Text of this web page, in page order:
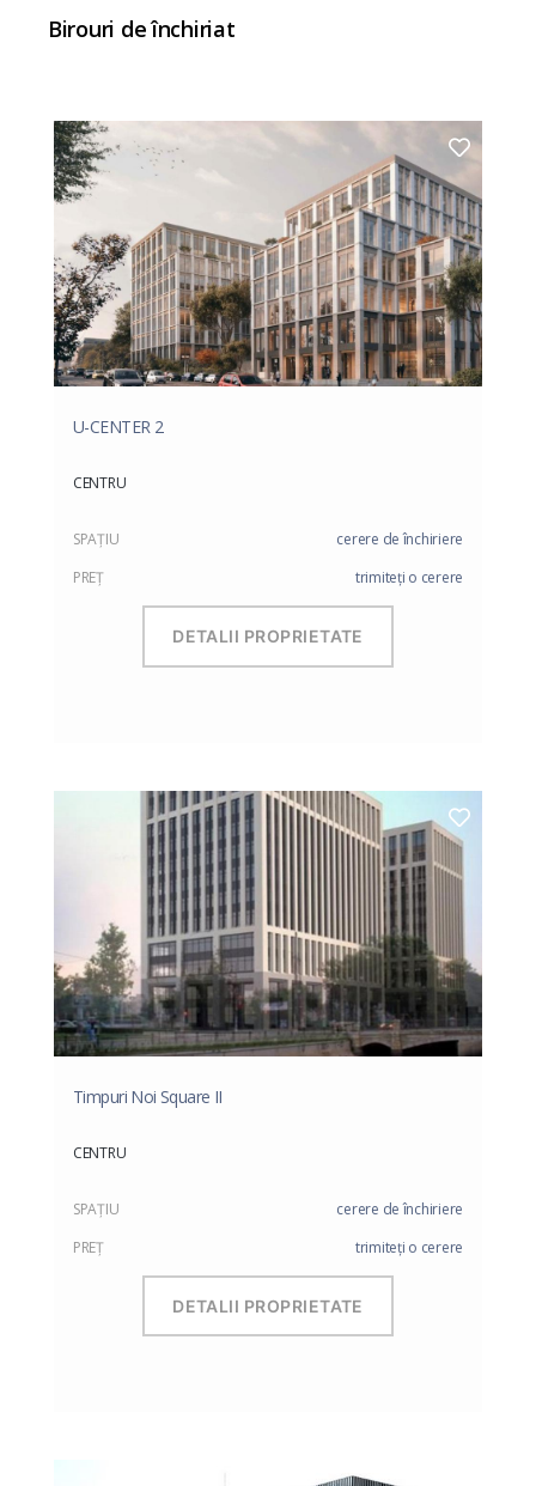
Birouri de închiriat
U-CENTER 2
CENTRU
SPAŢIU
cerere de închiriere
PREŢ
trimiteți o cerere
DETALII PROPRIETATE
Timpuri Noi Square II
CENTRU
SPAŢIU
cerere de închiriere
PREŢ
trimiteți o cerere
DETALII PROPRIETATE